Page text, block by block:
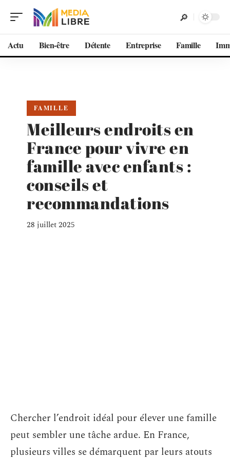
Actu Bien-être Détente Entreprise Famille
FAMILLE
Meilleurs endroits en
France pour vivre en
famille avec enfants :
conseils et
recommandations
28 juillet 2025
Chercher l’endroit idéal pour élever une famille
peut sembler une tâche ardue. En France,
plusieurs villes se démarquent par leurs atouts